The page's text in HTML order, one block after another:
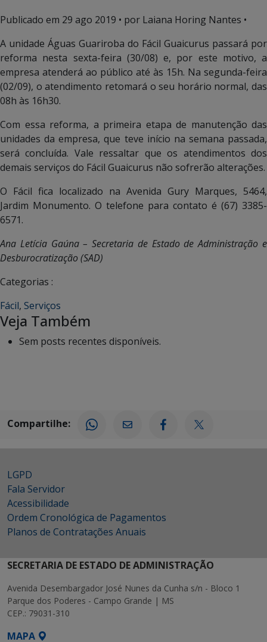
Publicado em 29 ago 2019 • por Laiana Horing Nantes •
A unidade Águas Guariroba do Fácil Guaicurus passará por
reforma nesta sexta-feira (30/08) e, por este motivo, a
empresa atenderá ao público até às 15h. Na segunda-feira
(02/09), o atendimento retomará o seu horário normal, das
08h às 16h30.
Com essa reforma, a primeira etapa de manutenção das
unidades da empresa, que teve início na semana passada,
será concluída. Vale ressaltar que os atendimentos dos
demais serviços do Fácil Guaicurus não sofrerão alterações.
O Fácil fica localizado na Avenida Gury Marques, 5464,
Jardim Monumento. O telefone para contato é (67) 3385-
6571.
Ana Letícia Gaúna – Secretaria de Estado de Administração e
Desburocratização (SAD)
Categorias :
Fácil, Serviços
Veja Também
Sem posts recentes disponíveis.
Compartilhe:
LGPD
Fala Servidor
Acessibilidade
Ordem Cronológica de Pagamentos
Planos de Contratações Anuais
SECRETARIA DE ESTADO DE ADMINISTRAÇÃO
Avenida Desembargador José Nunes da Cunha s/n - Bloco 1
Parque dos Poderes - Campo Grande | MS
CEP.: 79031-310
MAPA